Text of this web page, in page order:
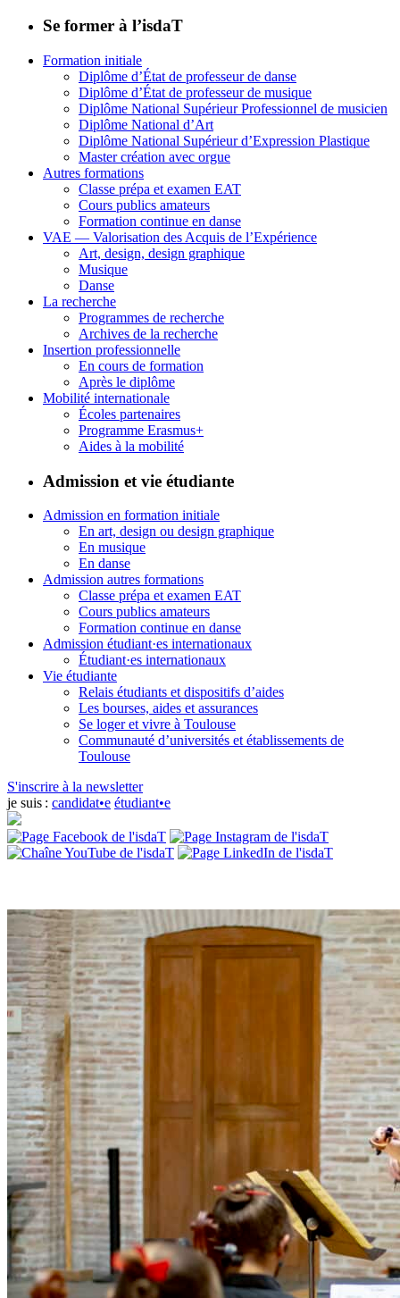
Se former à l’isdaT
Formation initiale
Diplôme d’État de professeur de danse
Diplôme d’État de professeur de musique
Diplôme National Supérieur Professionnel de musicien
Diplôme National d’Art
Diplôme National Supérieur d’Expression Plastique
Master création avec orgue
Autres formations
Classe prépa et examen EAT
Cours publics amateurs
Formation continue en danse
VAE — Valorisation des Acquis de l’Expérience
Art, design, design graphique
Musique
Danse
La recherche
Programmes de recherche
Archives de la recherche
Insertion professionnelle
En cours de formation
Après le diplôme
Mobilité internationale
Écoles partenaires
Programme Erasmus+
Aides à la mobilité
Admission et vie étudiante
Admission en formation initiale
En art, design ou design graphique
En musique
En danse
Admission autres formations
Classe prépa et examen EAT
Cours publics amateurs
Formation continue en danse
Admission étudiant·es internationaux
Étudiant·es internationaux
Vie étudiante
Relais étudiants et dispositifs d’aides
Les bourses, aides et assurances
Se loger et vivre à Toulouse
Communauté d’universités et établissements de
Toulouse
S'inscrire à la newsletter
je suis : candidat•e étudiant•e